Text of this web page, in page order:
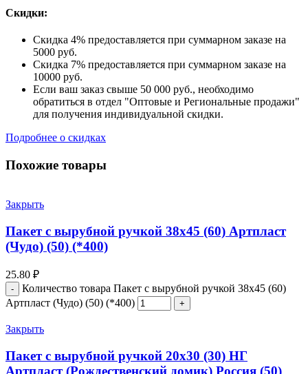
Скидки:
Скидка 4% предоставляется при суммарном заказе на
5000 руб.
Скидка 7% предоставляется при суммарном заказе на
10000 руб.
Если ваш заказ свыше 50 000 руб., необходимо
обратиться в отдел "Оптовые и Региональные продажи"
для получения индивидуальной скидки.
Подробнее о скидках
Похожие товары
Закрыть
Пакет с вырубной ручкой 38х45 (60) Артпласт
(Чудо) (50) (*400)
25.80 ₽
Количество товара Пакет с вырубной ручкой 38х45 (60)
Артпласт (Чудо) (50) (*400)
Закрыть
Пакет с вырубной ручкой 20х30 (30) НГ
Артпласт (Рождественский домик) Россия (50)